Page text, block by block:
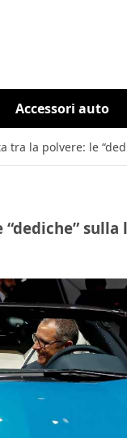
Accessori auto
tra la polvere: le